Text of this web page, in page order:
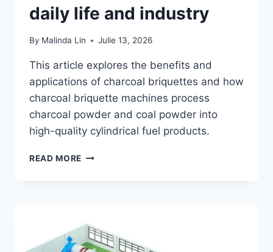
daily life and industry
By Malinda Lin Julie 13, 2026
This article explores the benefits and
applications of charcoal briquettes and how
charcoal briquette machines process
charcoal powder and coal powder into
high-quality cylindrical fuel products.
READ MORE BENEFITS
IN
DAILY